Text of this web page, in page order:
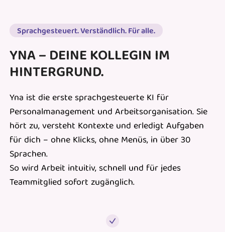
Sprachgesteuert. Verständlich. Für alle.
YNA – DEINE KOLLEGIN IM
HINTERGRUND.
Yna ist die erste sprachgesteuerte KI für
Personalmanagement und Arbeitsorganisation. Sie
hört zu, versteht Kontexte und erledigt Aufgaben
für dich – ohne Klicks, ohne Menüs, in über 30
Sprachen.
So wird Arbeit intuitiv, schnell und für jedes
Teammitglied sofort zugänglich.